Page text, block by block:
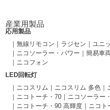
産業用製品
応用製品
無線リモコン
ラジセン
ユニ
ニコソーラー・パワー
簡易車
ニコフォン
LED回転灯
ニコスリム
ニコスリム 多色
ニコトーチ・70
ニコソーラー
ニコトーチ・90 高輝度
ニコト